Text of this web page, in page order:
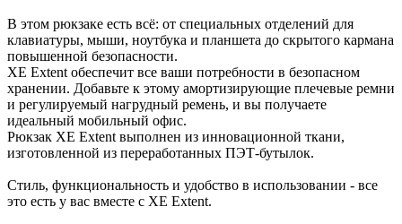
В этом рюкзаке есть всё: от специальных отделений для
клавиатуры, мыши, ноутбука и планшета до скрытого кармана
повышенной безопасности.
XE Extent обеспечит все ваши потребности в безопасном
хранении. Добавьте к этому амортизирующие плечевые ремни
и регулируемый нагрудный ремень, и вы получаете
идеальный мобильный офис.
Рюкзак XE Extent выполнен из инновационной ткани,
изготовленной из переработанных ПЭТ-бутылок.
Стиль, функциональность и удобство в использовании - все
это есть у вас вместе с XE Extent.